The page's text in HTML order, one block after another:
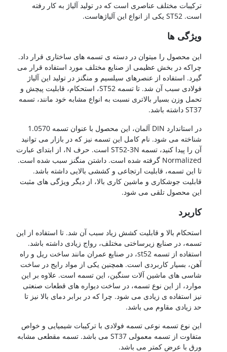
ترکیبات مختلف عناصری است که در تولید آلیاژ به کار رفته
است. ST52 یکی از انواع این آلیاژهاست.
ویژگی ها
این محصول را میتوان در دسته ی تسمه های ساختاری قرار داد.
چراکه در بخش عظیمی از صنایع مختلف مورد استفاده قرار می
گیرد. استفاده از عنصرهای سیلسیم و منگنز در تولید این آلیاژ
فولادی سبب آن شد. تا تسمه ST52، استحکام، قابلیت پیچش و
تحمل وزن بسیار بالاتری نسبت به انواع مشابه خود مانند، تسمه
ST37 داشته باشد.
در استاندارد DIN آلمان، این محصول با عنوان تسمه 1.0570
شناخته می شود. نام کامل این تسمه نیز که در بازار می توانید
آن را پیدا کنید، تسمه ST52-3N است. حرف N، از ابتدای عبارت
Normalized گرفته شده است. داشتن منگنز سبب شده است.
تا این تسمه، قابلیت ارتجاعی و کششی بالایی داشته باشد.
قابلیت جوشکاری و ماشین کاری بالا، از دیگر ویژگی های مثبت
این محصول تلقی می شود.
کاربرد
استحکام بالا و قابلیت کشش زیاد سبب آن شد. تا استفاده از این
تسمه، در صنایع زیرساختی مختلف، رواج زیادی داشته باشد.
استفاده از تسمه st52، در صنایع عمران مانند ساخت ریل و راه
آهن، بسیار کاربردی است. همچنین یکی از مواد رایج در ساخت
شاسی های ماشین آلات سنگین، این تسمه است. علاوه بر این
موارد، از این نوع تسمه، در ساخت دیواره های قطعات صنعتی
نیز استفاده ی زیادی می شود. چرا که در برابر دمای بالا نیز تا
حد زیادی مقاوم می باشد.
این نوع تسمه نوعی تسمه فولادی با ترکیبات شیمیایی و خواص
متفاوت از تسمه معمولی ST37 می باشد. تسمه مقطعی مشابه
ورق با عرض کمتر می باشد.